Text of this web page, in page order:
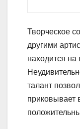
Творческое
другими
находится на
талант
приковывает